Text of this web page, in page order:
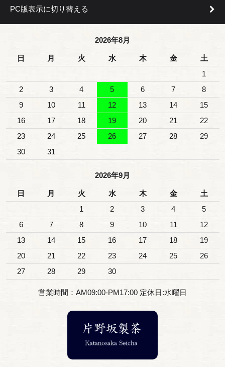
PC版表示に切り替える
2026年8月
日 月 火 水 木 金
土
1
2
3 4 5 6 7
8
9
10 11 12 13 14
15
16
17 18 19 20 21
22
23
24 25 26 27 28
29
30
31
2026年9月
日 月 火 水 木 金
土
1
2 3 4
5
6
7 8 9 10 11
12
13
14 15 16 17 18
19
20
21 22 23 24 25
26
27
28 29 30
営業時間：AM09:00-PM17:00 定休日:水曜日